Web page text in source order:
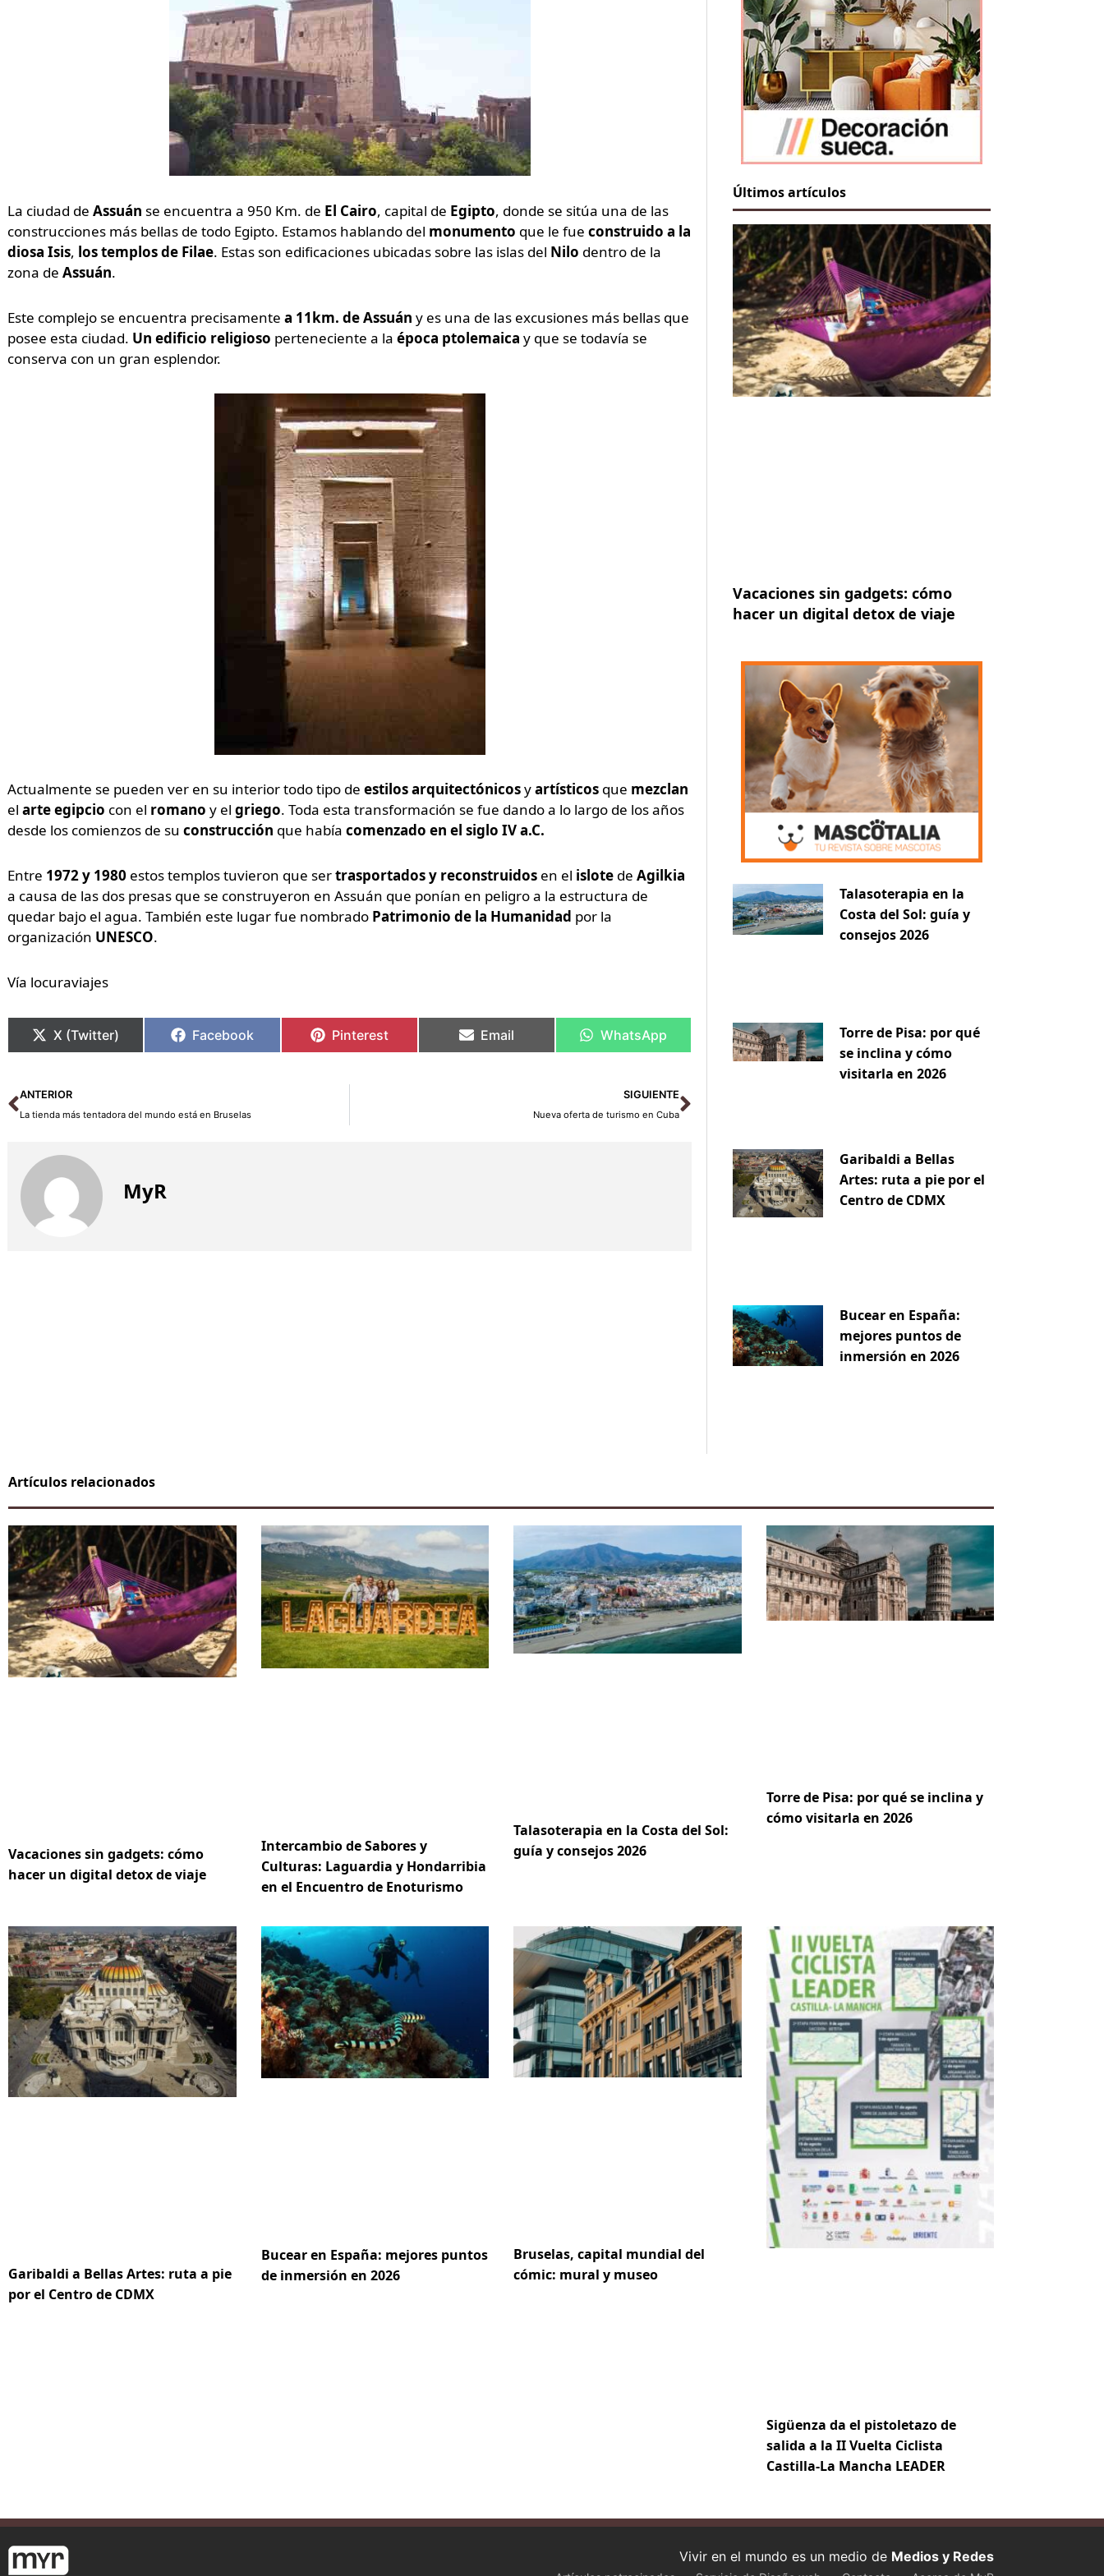
La ciudad de Assuán se encuentra a 950 Km. de El Cairo, capital de Egipto, donde se sitúa una de las
construcciones más bellas de todo Egipto. Estamos hablando del monumento que le fue construido a la
diosa Isis, los templos de Filae. Estas son edificaciones ubicadas sobre las islas del Nilo dentro de la
zona de Assuán.
Este complejo se encuentra precisamente a 11km. de Assuán y es una de las excusiones más bellas que
posee esta ciudad. Un edificio religioso perteneciente a la época ptolemaica y que se todavía se
conserva con un gran esplendor.
Actualmente se pueden ver en su interior todo tipo de estilos arquitectónicosyartísticos que mezclan
el arteegipcio con el romano y el griego. Toda esta transformación se fue dando a lo largo de los años
desde los comienzos de su construcción que había comenzado en el siglo IV a.C.
Entre 1972 y 1980 estos templos tuvieron que sertrasportados y reconstruidos en el islote de Agilkia
a causa de las dos presas que se construyeron en Assuán que ponían en peligro a la estructura de
quedar bajo el agua. También este lugar fue nombrado Patrimonio de la Humanidad por la
organización UNESCO.
Vía locuraviajes
X (Twitter) Facebook Pinterest Email WhatsApp
Ant
ANTERIOR
La tienda más tentadora del mundo está en Bruselas
SIGUIENTE
Nueva oferta de turismo en Cuba
Siguiente
MyR
Últimos artículos
Vacaciones sin gadgets: cómo
hacer un digital detox de viaje
Talasoterapia en la
Costa del Sol: guía y
consejos 2026
Torre de Pisa: por qué
se inclina y cómo
visitarla en 2026
Garibaldi a Bellas
Artes: ruta a pie por el
Centro de CDMX
Bucear en España:
mejores puntos de
inmersión en 2026
Artículos relacionados
Vacaciones sin gadgets: cómo
hacer un digital detox de viaje
Intercambio de Sabores y
Culturas: Laguardia y Hondarribia
en el Encuentro de Enoturismo
Talasoterapia en la Costa del Sol:
guía y consejos 2026
Torre de Pisa: por qué se inclina y
cómo visitarla en 2026
Garibaldi a Bellas Artes: ruta a pie
por el Centro de CDMX
Bucear en España: mejores puntos
de inmersión en 2026
Bruselas, capital mundial del
cómic: mural y museo
Sigüenza da el pistoletazo de
salida a la II Vuelta Ciclista
Castilla-La Mancha LEADER
Vivir en el mundo es un medio de Medios y Redes